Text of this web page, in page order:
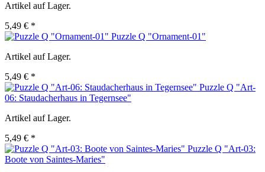
Artikel auf Lager.
5,49 € *
Puzzle Q "Ornament-01"
Artikel auf Lager.
5,49 € *
Puzzle Q "Art-
06: Staudacherhaus in Tegernsee"
Artikel auf Lager.
5,49 € *
Puzzle Q "Art-03:
Boote von Saintes-Maries"